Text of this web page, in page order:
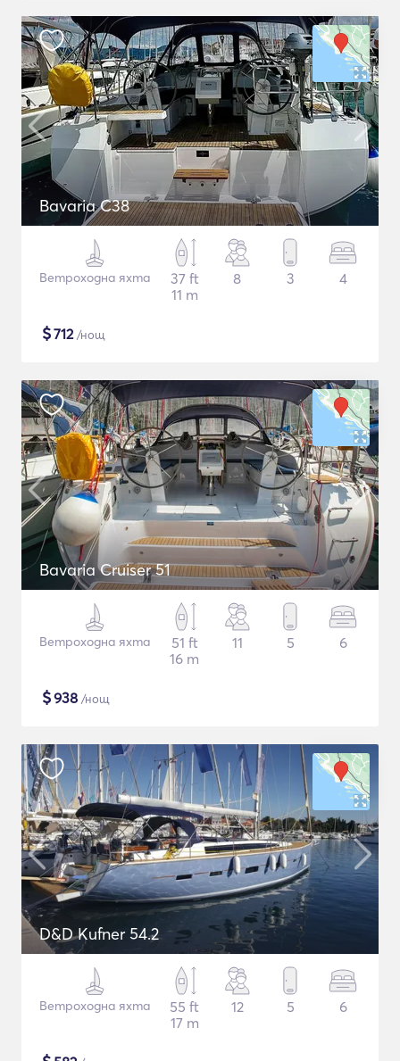
Bavaria C38
Ветроходна яхта
37 ft
11 m
8 3 4
$712/нощ
Bavaria Cruiser 51
Ветроходна яхта
51 ft
16 m
11 5 6
$938 /нощ
D&D Kufner 54.2
Ветроходна яхта
55 ft
17 m
12 5 6